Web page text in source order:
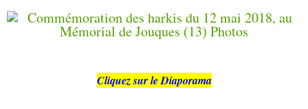
Cliquez sur le Diaporama